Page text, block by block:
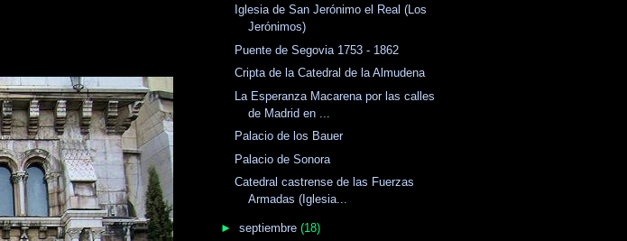
Iglesia de San Jerónimo el Real (Los
Jerónimos)
Puente de Segovia 1753 - 1862
Cripta de la Catedral de la Almudena
La Esperanza Macarena por las calles
de Madrid en ...
Palacio de los Bauer
Palacio de Sonora
Catedral castrense de las Fuerzas
Armadas (Iglesia...
► septiembre (18)